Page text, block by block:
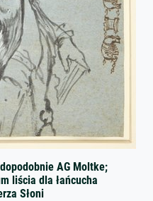
AG Moltke;
liścia dla łańcucha
Słoni